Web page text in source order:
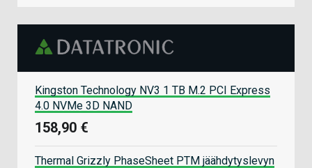
Kingston Technology NV3 1 TB M.2 PCI Express
4.0 NVMe 3D NAND
158,90 €
Thermal Grizzly PhaseSheet PTM jäähdytyslevyn